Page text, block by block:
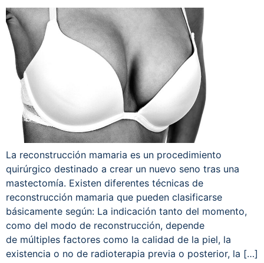
La reconstrucción mamaria es un procedimiento
quirúrgico destinado a crear un nuevo seno tras una
mastectomía. Existen diferentes técnicas de
reconstrucción mamaria que pueden clasificarse
básicamente según: La indicación tanto del momento,
como del modo de reconstrucción, depende
de múltiples factores como la calidad de la piel, la
existencia o no de radioterapia previa o posterior, la […]